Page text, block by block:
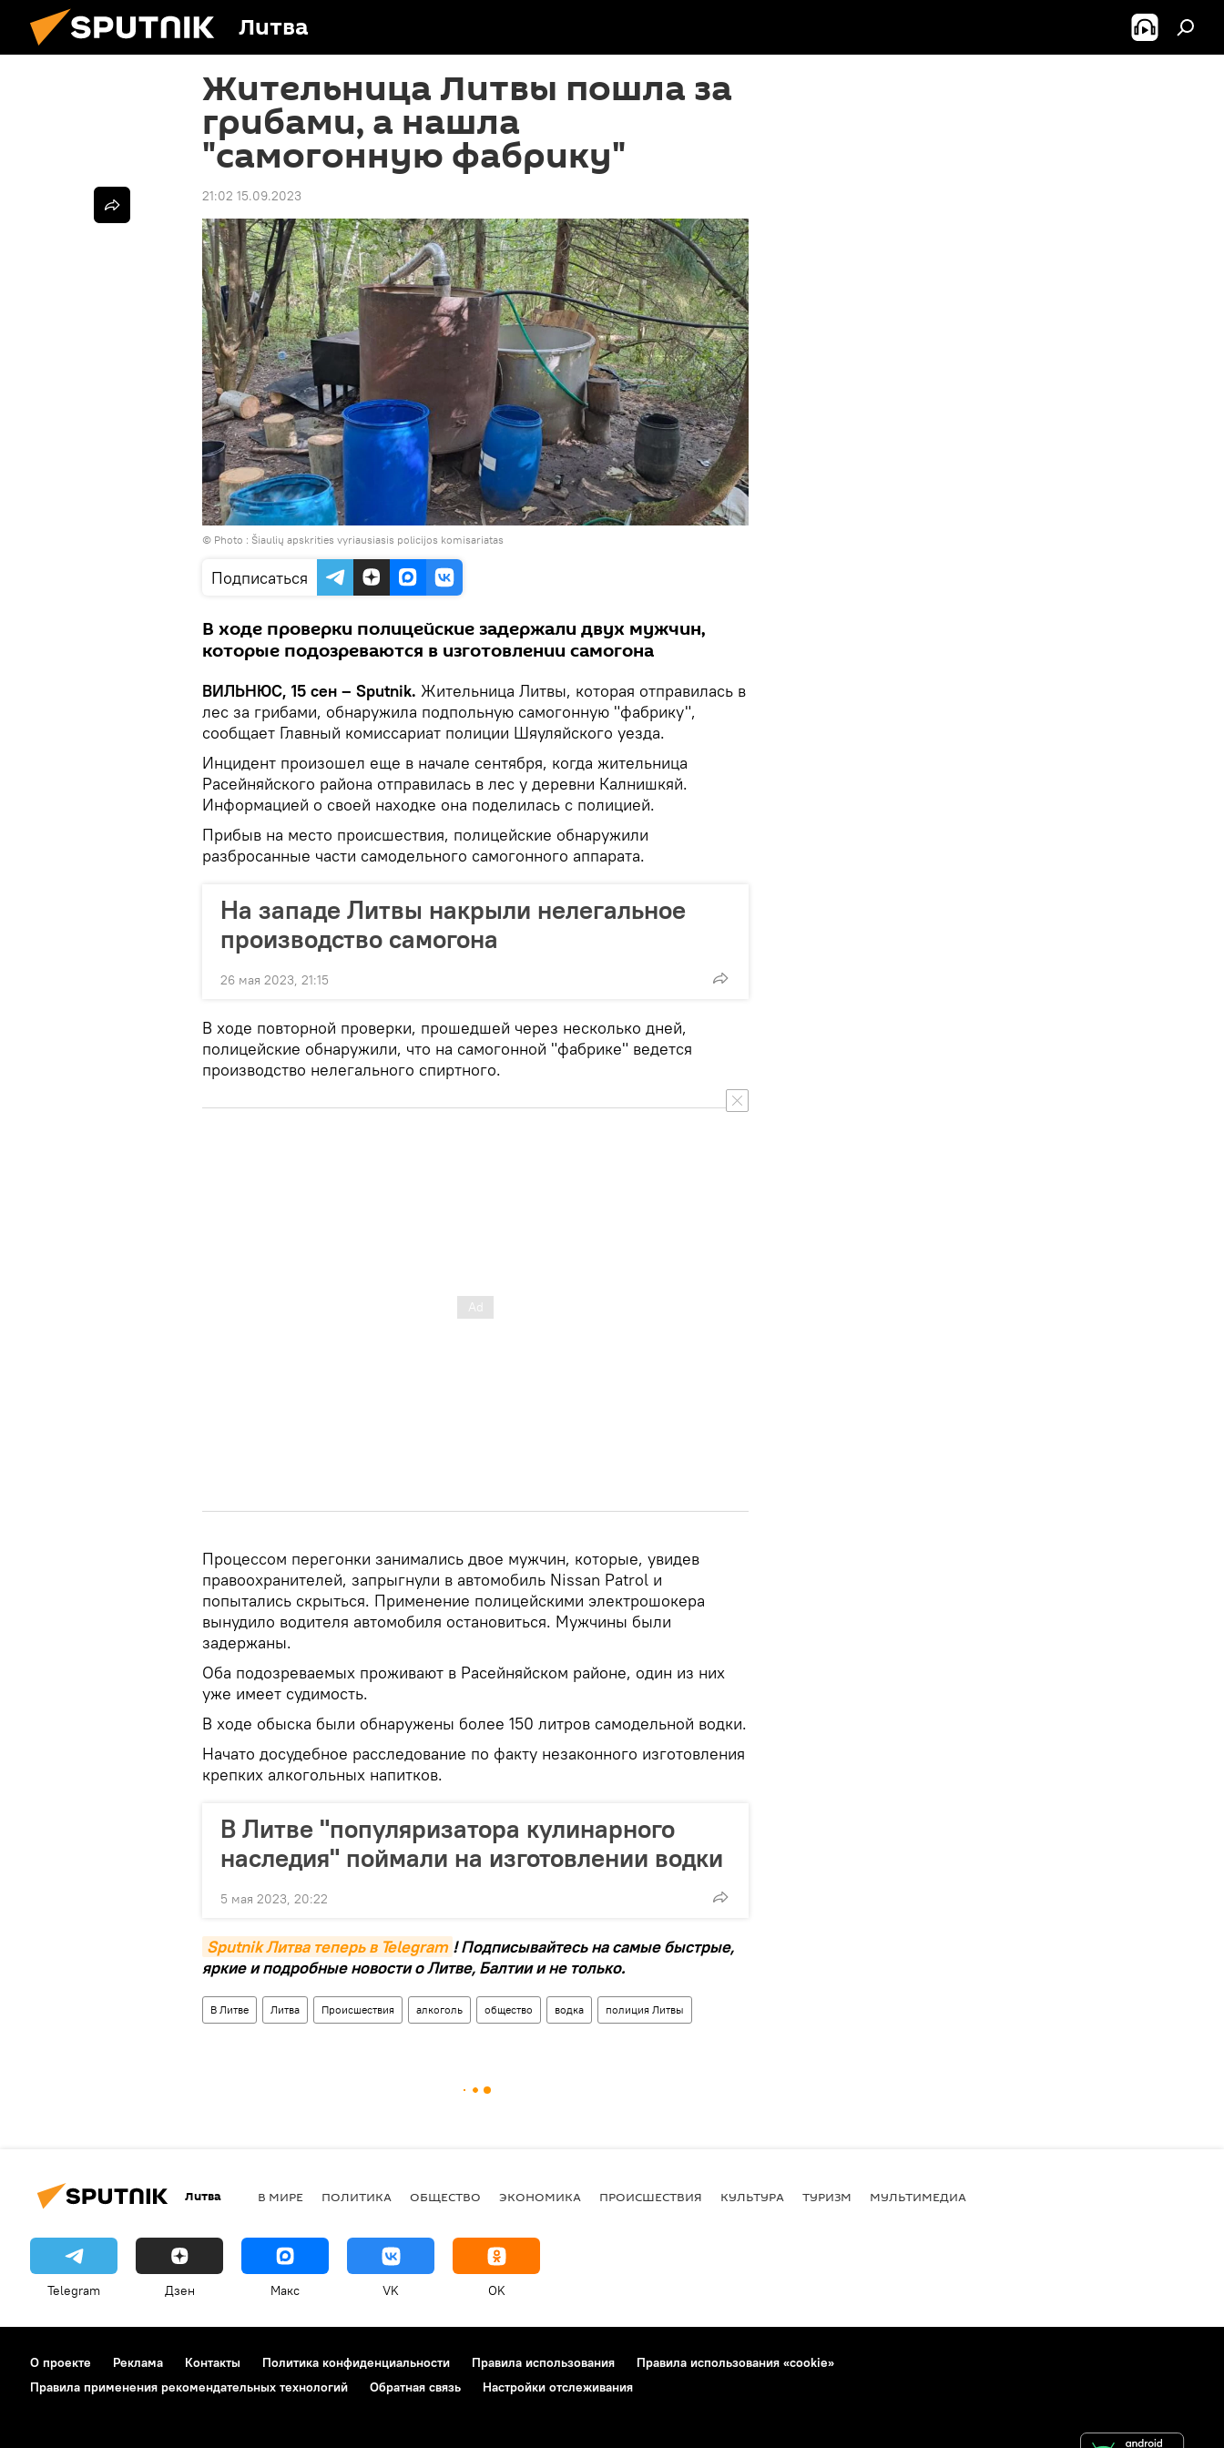
Литва
Жительница Литвы пошла за
грибами, а нашла
"самогонную фабрику"
21:02 15.09.2023
© Photo : Šiaulių apskrities vyriausiasis policijos komisariatas
Подписаться
В ходе проверки полицейские задержали двух мужчин,
которые подозреваются в изготовлении самогона
ВИЛЬНЮС, 15 сен – Sputnik. Жительница Литвы, которая отправилась в
лес за грибами, обнаружила подпольную самогонную "фабрику",
сообщает Главный комиссариат полиции Шяуляйского уезда.
Инцидент произошел еще в начале сентября, когда жительница
Расейняйского района отправилась в лес у деревни Калнишкяй.
Информацией о своей находке она поделилась с полицией.
Прибыв на место происшествия, полицейские обнаружили
разбросанные части самодельного самогонного аппарата.
На западе Литвы накрыли нелегальное
производство самогона
26 мая 2023, 21:15
В ходе повторной проверки, прошедшей через несколько дней,
полицейские обнаружили, что на самогонной "фабрике" ведется
производство нелегального спиртного.
Процессом перегонки занимались двое мужчин, которые, увидев
правоохранителей, запрыгнули в автомобиль Nissan Patrol и
попытались скрыться. Применение полицейскими электрошокера
вынудило водителя автомобиля остановиться. Мужчины были
задержаны.
Оба подозреваемых проживают в Расейняйском районе, один из них
уже имеет судимость.
В ходе обыска были обнаружены более 150 литров самодельной водки.
Начато досудебное расследование по факту незаконного изготовления
крепких алкогольных напитков.
В Литве "популяризатора кулинарного
наследия" поймали на изготовлении водки
5 мая 2023, 20:22
Sputnik Литва теперь в Telegram ! Подписывайтесь на самые быстрые,
яркие и подробные новости о Литве, Балтии и не только.
В Литве Литва Происшествия алкоголь общество водка полиция Литвы
Литва В МИРЕ ПОЛИТИКА ОБЩЕСТВО ЭКОНОМИКА ПРОИСШЕСТВИЯ КУЛЬТУРА ТУРИЗМ МУЛЬТИМЕДИА
Telegram Дзен Макс VK OK
О проекте Реклама Контакты Политика конфиденциальности Правила использования
Правила использования «cookie»
Правила применения рекомендательных технологий
Обратная связь Настройки отслеживания